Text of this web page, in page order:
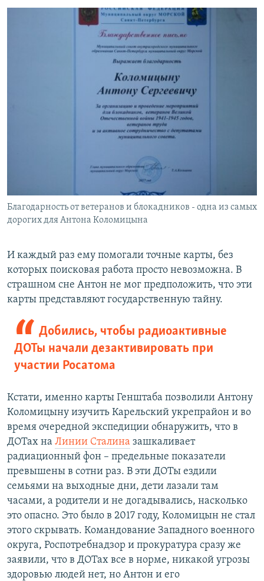
Благодарность от ветеранов и блокадников - одна из самых
дорогих для Антона Коломицына
И каждый раз ему помогали точные карты, без
которых поисковая работа просто невозможна. В
страшном сне Антон не мог предположить, что эти
карты представляют государственную тайну.
Добились, чтобы радиоактивные
ДОТы начали дезактивировать при
участии Росатома
Кстати, именно карты Генштаба позволили Антону
Коломицыну изучить Карельский укрепрайон и во
время очередной экспедиции обнаружить, что в
ДОТах на Линии Сталина зашкаливает
радиационный фон – предельные показатели
превышены в сотни раз. В эти ДОТы ездили
семьями на выходные дни, дети лазали там
часами, а родители и не догадывались, насколько
это опасно. Это было в 2017 году, Коломицын не стал
этого скрывать. Командование Западного военного
округа, Роспотребнадзор и прокуратура сразу же
заявили, что в ДОТах все в норме, никакой угрозы
здоровью людей нет, но Антон и его